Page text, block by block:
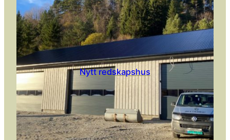
Nytt redskapshus